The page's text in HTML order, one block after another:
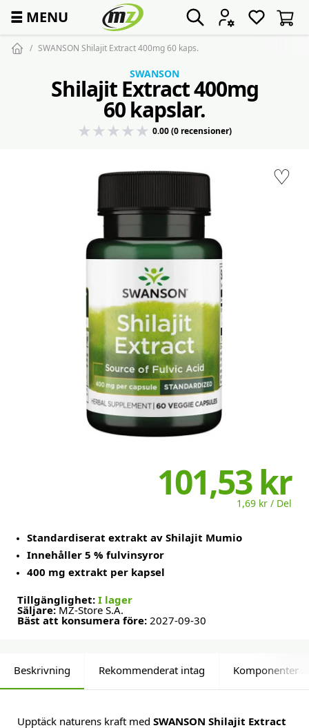
☰ MENU
SWANSON Shilajit Extract 400mg 60 kaps.
♡
SWANSON
Shilajit Extract 400mg
60 kapslar.
0.00 (0 recensioner)
101,53 kr
1,69 kr / Del
Standardiserat extrakt av Shilajit Mumio
Innehåller 5 % fulvinsyror
400 mg extrakt per kapsel
Tillgänglighet: I lager
Säljare: MZ-Store S.A.
Bäst att konsumera före: 2027-09-30
Beskrivning Rekommenderat intag Komponenter
Upptäck naturens kraft med SWANSON Shilajit Extract